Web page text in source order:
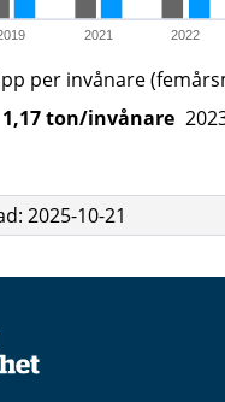
2021 2022
per invånare
1,17 ton/invånare
2025-10-21